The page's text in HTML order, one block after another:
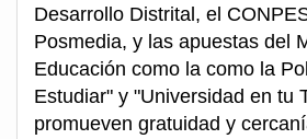
Desarrollo Distrital, el
Posmedia, y las apuestas del
Educación como la como la
Estudiar" y "Universidad en tu
promueven gratuidad y